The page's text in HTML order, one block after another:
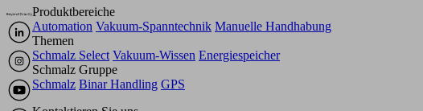
Produktbereiche
Automation Vakuum-Spanntechnik Manuelle Handhabung
Themen
Schmalz Select Vakuum-Wissen Energiespeicher
Schmalz Gruppe
Schmalz Binar Handling GPS